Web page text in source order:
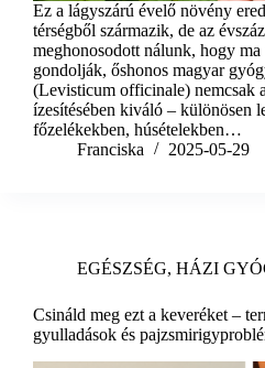
Ez a lágyszárú évelő növény
térségből származik, de az
meghonosodott nálunk, hogy
gondolják, őshonos magyar
(Levisticum officinale) nemcsak
ízesítésében kiváló – különösen
főzelékekben, húsételekben…
Franciska
2025-05-29
EGÉSZSÉG, HÁZI
Csináld meg ezt a keveréket –
gyulladások és